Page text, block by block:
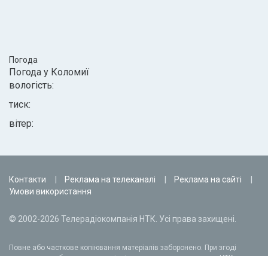
Погода
Погода у Коломиї
вологість:
тиск:
вітер:
Контакти Реклама на телеканалі
Реклама на сайті
Умови використання
© 2002-2026 Телерадіокомпанія НТК. Усі права захищені.
Повне або часткове копіювання матеріалів заборонено. При згоді